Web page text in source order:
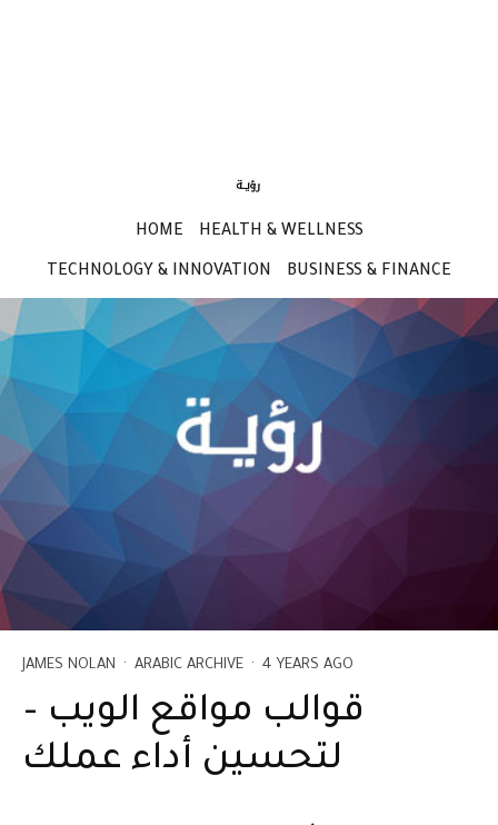
HOME HEALTH & WELLNESS
TECHNOLOGY & INNOVATION BUSINESS & FINANCE
JAMES NOLAN · ARABIC ARCHIVE · 4 YEARS AGO
قوالب مواقع الويب –
لتحسين أداء عملك